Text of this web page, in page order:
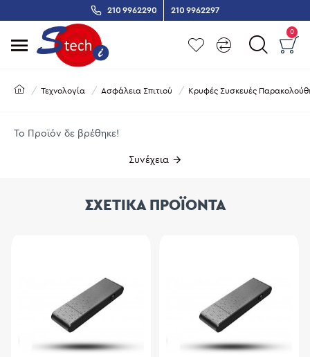
210 9962290 210 9962297
0
Τεχνολογία Ασφάλεια Σπιτιού Κρυφές Συσκευές
Το Προϊόν δε βρέθηκε!
Συνέχεια
ΣΧΕΤΙΚΑ ΠΡΟΪΟΝΤΑ